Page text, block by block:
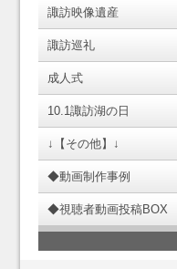
諏訪映像遺産
諏訪巡礼
成人式
10.1諏訪湖の日
↓【その他】↓
◆動画制作事例
◆視聴者動画投稿BOX